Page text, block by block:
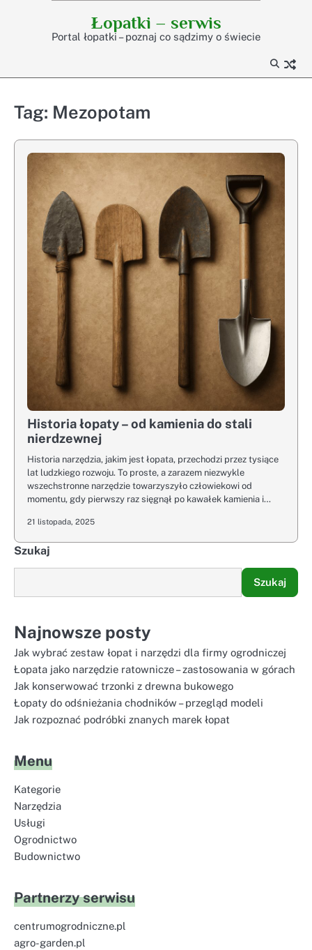
Łopatki – serwis
Portal łopatki – poznaj co sądzimy o świecie
Tag: Mezopotam
Historia łopaty – od kamienia do stali
nierdzewnej
Historia narzędzia, jakim jest łopata, przechodzi przez tysiące
lat ludzkiego rozwoju. To proste, a zarazem niezwykle
wszechstronne narzędzie towarzyszyło człowiekowi od
momentu, gdy pierwszy raz sięgnął po kawałek kamienia i…
21 listopada, 2025
Szukaj
Szukaj
Najnowsze posty
Jak wybrać zestaw łopat i narzędzi dla firmy ogrodniczej
Łopata jako narzędzie ratownicze – zastosowania w górach
Jak konserwować trzonki z drewna bukowego
Łopaty do odśnieżania chodników – przegląd modeli
Jak rozpoznać podróbki znanych marek łopat
Menu
Kategorie
Narzędzia
Usługi
Ogrodnictwo
Budownictwo
Partnerzy serwisu
centrumogrodniczne.pl
agro-garden.pl